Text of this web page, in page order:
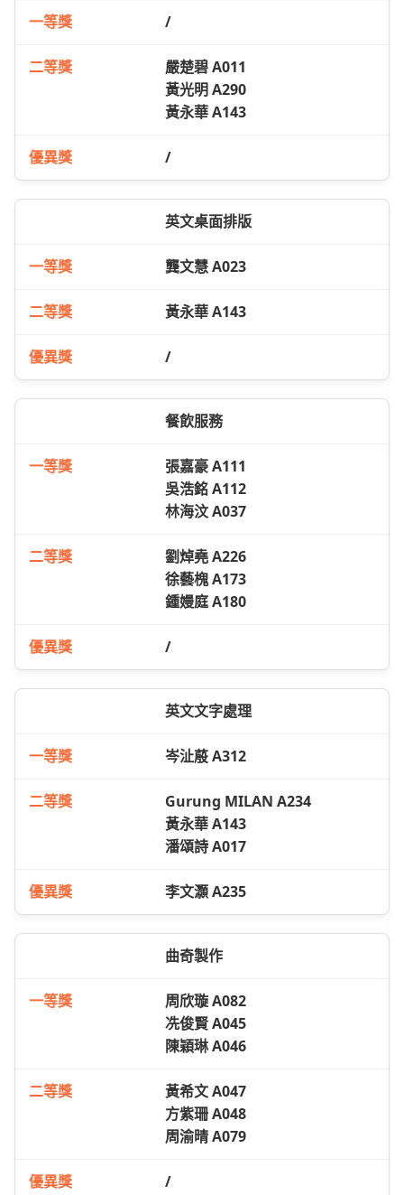
/
嚴楚碧 A011
黃光明 A290
黃永華 A143
/
英文桌面排版
龔文慧 A023
黃永華 A143
/
餐飲服務
張嘉豪 A111
吳浩銘 A112
林海汶 A037
劉焯堯 A226
徐藝槐 A173
鍾嫚庭 A180
/
英文文字處理
岑沚蒑 A312
Gurung MILAN A234
黃永華 A143
潘頌詩 A017
李文灝 A235
曲奇製作
周欣璇 A082
冼俊賢 A045
陳穎琳 A046
黃希文 A047
方紫珊 A048
周渝晴 A079
/